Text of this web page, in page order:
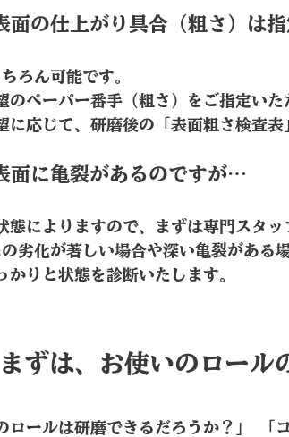
面の仕上がり具合（粗さ）は
ろん可能です。
のペーパー番手（粗さ）をご指定いた
に応じて、研磨後の「表面粗さ検査表
面に亀裂があるのですが…
態によりますので、まずは専門スタッ
かりと状態を診断いたします。
ずは、お使いのロール
ロールは研磨できるだろうか？」 「